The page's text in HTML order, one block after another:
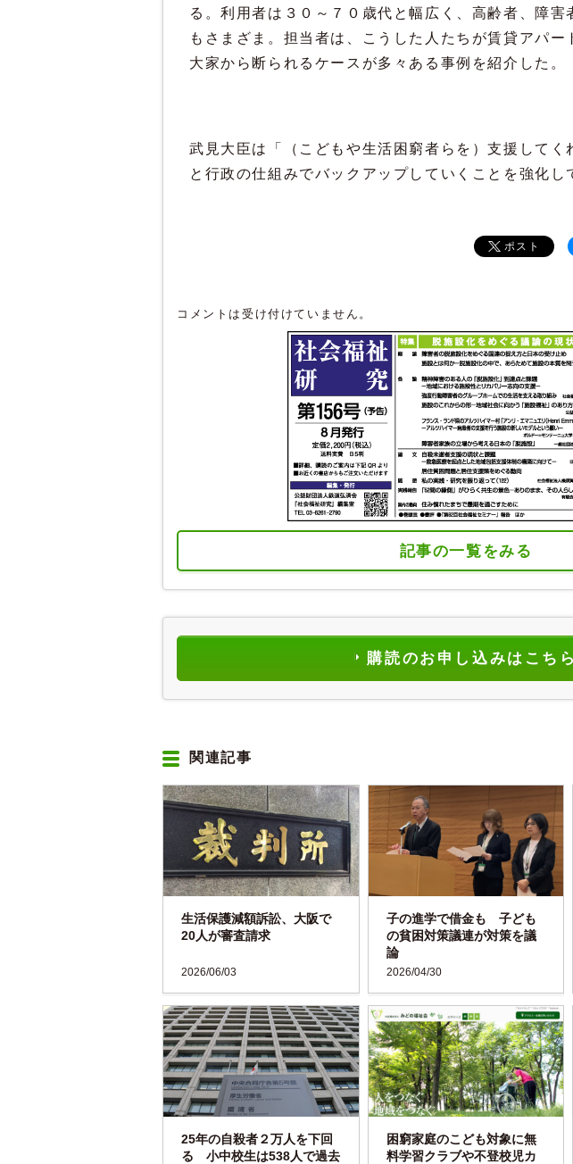
る。利用者は３０～７０歳代と幅広く、高齢者、障害
もさまざま。担当者は、こうした人たちが賃貸アパー
大家から断られるケースが多々ある事例を紹介した。
武見大臣は「（こどもや生活困窮者らを）支援してく
と行政の仕組みでバックアップしていくことを強化し
ポスト
コメントは受け付けていません。
記事の一覧をみる
購読のお申し込みはこちら
関連記事
2026/06/03
生活保護減額訴訟、大阪で
20人が審査請求
2026/04/30
子の進学で借金も 子ども
の貧困対策議連が対策を議
論
25年の自殺者２万人を下回
る 小中校生は538人で過去
困窮家庭のこども対象に無
料学習クラブや不登校児カ